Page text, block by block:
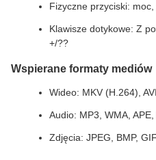
Fizyczne przyciski: moc,
Klawisze dotykowe: Z
+/??
Wspierane formaty mediów
Wideo: MKV (H.264),
Audio: MP3, WMA, APE,
Zdjęcia: JPEG, BMP,